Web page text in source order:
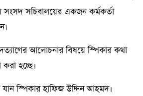
সংসদ সচিবালয়ের একজন কর্মকর্তা
পদত্যাগের আলোচনার বিষয়ে স্পিকার কথা
হচ্ছে।
যান স্পিকার হাফিজ উদ্দিন আহমদ।